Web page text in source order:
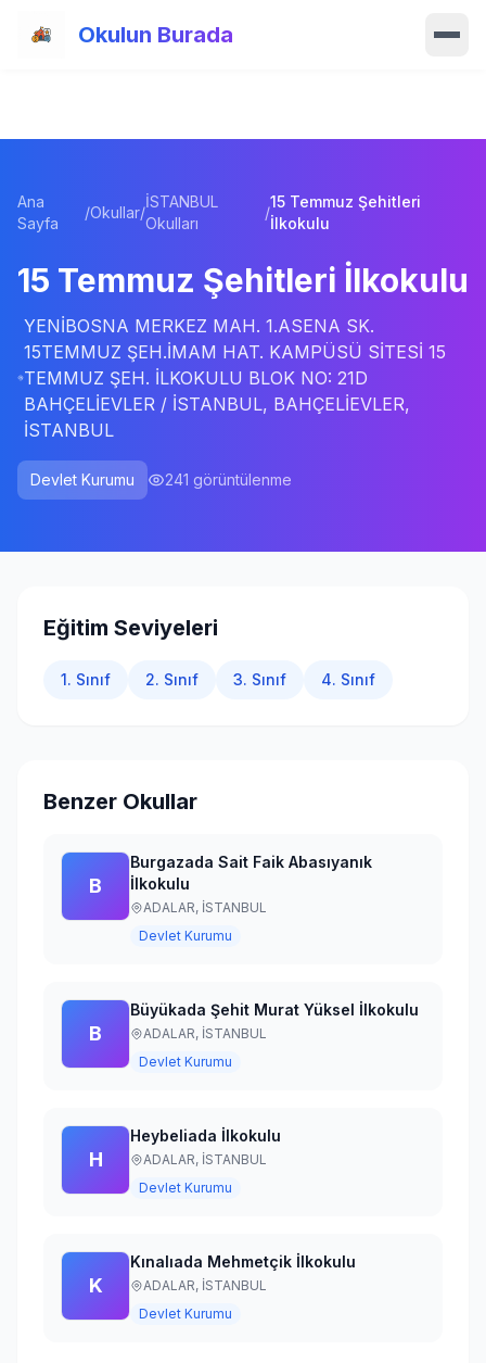
Okulun Burada
Okullar
Haberler
Blog
Hakkımızda
İletişim
Ana
Sayfa
/Okullar/
İSTANBUL
Okulları
/
15 Temmuz Şehitleri
İlkokulu
15 Temmuz Şehitleri İlkokulu
YENİBOSNA MERKEZ MAH. 1.ASENA SK.
15TEMMUZ ŞEH.İMAM HAT. KAMPÜSÜ SİTESİ 15
TEMMUZ ŞEH. İLKOKULU BLOK NO: 21D
BAHÇELİEVLER / İSTANBUL, BAHÇELİEVLER,
İSTANBUL
Devlet Kurumu 241 görüntülenme
Eğitim Seviyeleri
1. Sınıf 2. Sınıf 3. Sınıf 4. Sınıf
Benzer Okullar
B
Burgazada Sait Faik Abasıyanık
İlkokulu
ADALAR, İSTANBUL
Devlet Kurumu
B
Büyükada Şehit Murat Yüksel İlkokulu
ADALAR, İSTANBUL
Devlet Kurumu
H
Heybeliada İlkokulu
ADALAR, İSTANBUL
Devlet Kurumu
K
Kınalıada Mehmetçik İlkokulu
ADALAR, İSTANBUL
Devlet Kurumu